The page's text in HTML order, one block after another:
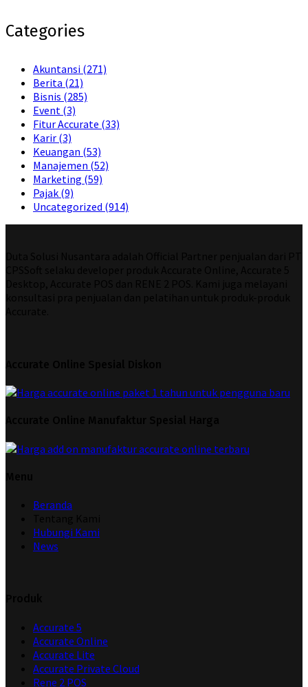
Categories
Akuntansi (271)
Berita (21)
Bisnis (285)
Event (3)
Fitur Accurate (33)
Karir (3)
Keuangan (53)
Manajemen (52)
Marketing (59)
Pajak (9)
Uncategorized (914)
Beranda
Hubungi Kami
News
Accurate 5
Accurate Online
Accurate Lite
Accurate Private Cloud
Rene 2 POS